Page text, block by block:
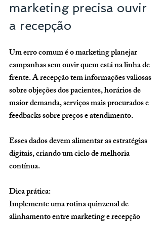
marketing precisa ouvir
a recepção
Um erro comum é o marketing planejar
campanhas sem ouvir quem está na linha de
frente. A recepção tem informações valiosas
sobre objeções dos pacientes, horários de
maior demanda, serviços mais procurados e
feedbacks sobre preços e atendimento.
Esses dados devem alimentar as estratégias
digitais, criando um ciclo de melhoria
contínua.
Dica prática:
Implemente uma rotina quinzenal de
alinhamento entre marketing e recepção